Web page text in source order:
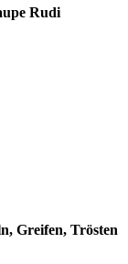
Rudi
Greifen, Trösten